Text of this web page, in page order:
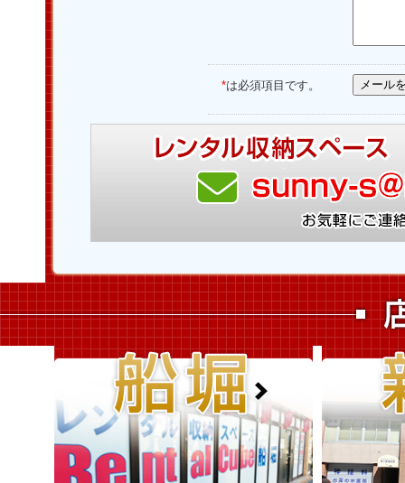
*は必須項目です。